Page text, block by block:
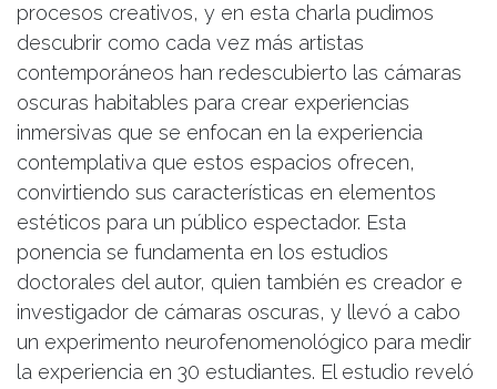
procesos creativos, y en esta charla pudimos
descubrir como cada vez más artistas
contemporáneos han redescubierto las cámaras
oscuras habitables para crear experiencias
inmersivas que se enfocan en la experiencia
contemplativa que estos espacios ofrecen,
convirtiendo sus características en elementos
estéticos para un público espectador. Esta
ponencia se fundamenta en los estudios
doctorales del autor, quien también es creador e
investigador de cámaras oscuras, y llevó a cabo
un experimento neurofenomenológico para medir
la experiencia en 30 estudiantes. El estudio reveló